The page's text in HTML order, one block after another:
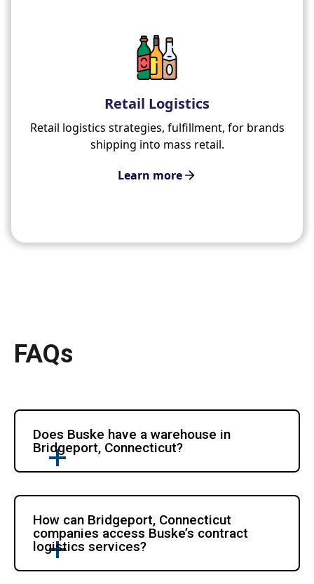
Retail Logistics
Retail logistics strategies, fulfillment, for brands
shipping into mass retail.
Learn more
FAQs
Does Buske have a warehouse in
Bridgeport, Connecticut?
How can Bridgeport, Connecticut
companies access Buske’s contract
logistics services?